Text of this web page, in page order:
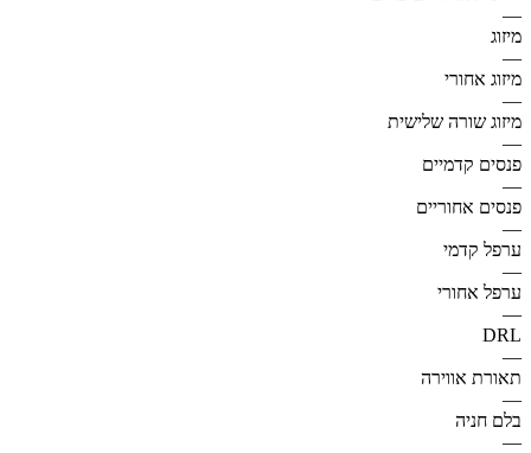
—
מיזוג
—
מיזוג אחורי
—
מיזוג שורה שלישית
—
פנסים קדמיים
—
פנסים אחוריים
—
ערפל קדמי
—
ערפל אחורי
—
DRL
—
תאורת אווירה
—
בלם חניה
—